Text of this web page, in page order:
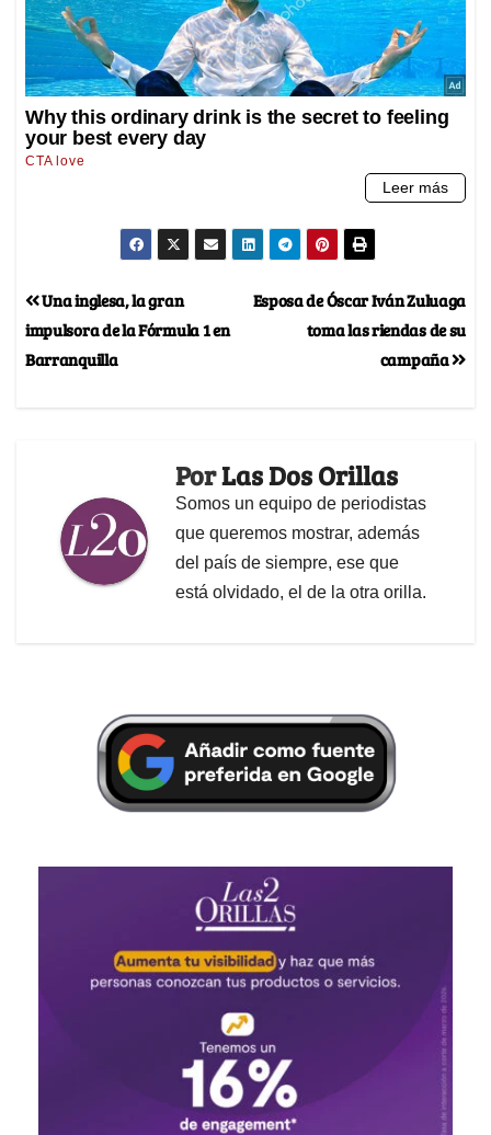
Esposa de Óscar Iván Zuluaga
toma las riendas de su
campaña
Una inglesa, la gran
impulsora de la Fórmula 1 en
Barranquilla
PorLas Dos Orillas
Somos un equipo de periodistas
que queremos mostrar, además
del país de siempre, ese que
está olvidado, el de la otra orilla.